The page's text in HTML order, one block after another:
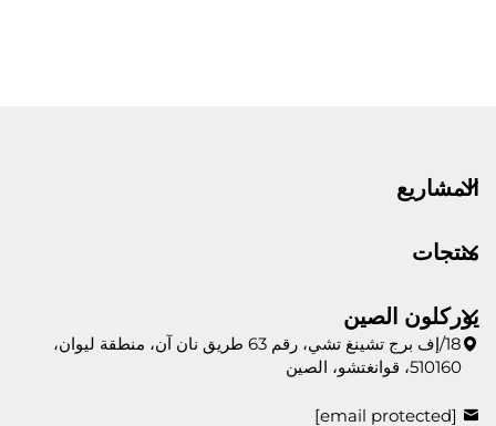
المشاريع
منتجات
يوركلون الصين
18/إف برج تشينغ تشي، رقم 63 طريق نان آن، منطقة ليوان،
510160، قوانغتشو، الصين
[email protected]